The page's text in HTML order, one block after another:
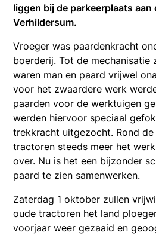
liggen bij de parkeerplaats aan
Verhildersum.
Vroeger was paardenkracht
boerderij. Tot de mechanisatie
waren man en paard vrijwel
voor het zwaardere werk
paarden voor de werktuigen
werden hiervoor speciaal
trekkracht uitgezocht. Rond de
tractoren steeds meer het
over. Nu is het een bijzonder
paard te zien samenwerken.
Zaterdag 1 oktober zullen
oude tractoren het land
voorjaar weer gezaaid en